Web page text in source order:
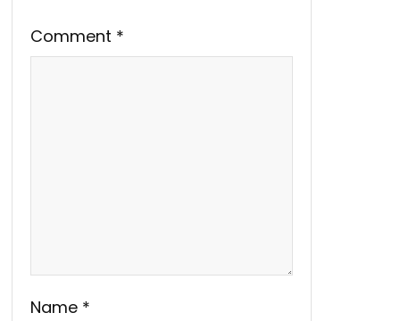
Comment *
Name *